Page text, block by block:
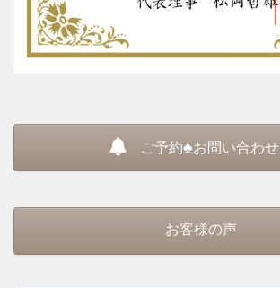
ご予約♣お問い合わせ
お客様の声